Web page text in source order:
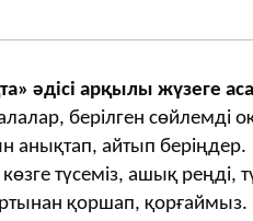
әдісі арқылы жүзеге
берілген сөйлемді
анықтап, айтып беріңдер.
түсеміз, ашық реңді,
қоршап, қорғаймыз.